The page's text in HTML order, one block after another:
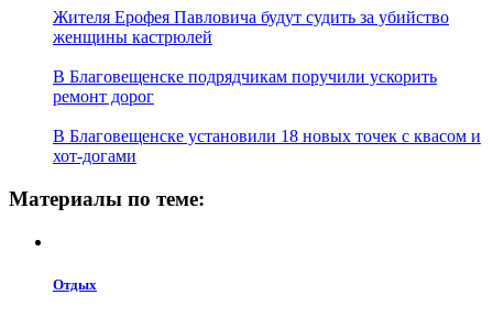
Жителя Ерофея Павловича будут судить за убийство
женщины кастрюлей
В Благовещенске подрядчикам поручили ускорить
ремонт дорог
В Благовещенске установили 18 новых точек с квасом и
хот-догами
Материалы по теме:
Отдых